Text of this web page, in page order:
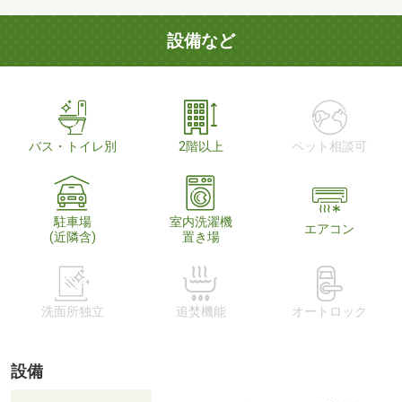
設備など
バス・トイレ別 2階以上 ペット相談可
駐車場
(近隣含)
室内洗濯機
置き場
エアコン
洗面所独立 追焚機能 オートロック
設備